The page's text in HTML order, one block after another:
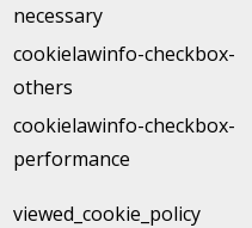
necessary
cookielawinfo-checkbox-
others
cookielawinfo-checkbox-
performance
viewed_cookie_policy